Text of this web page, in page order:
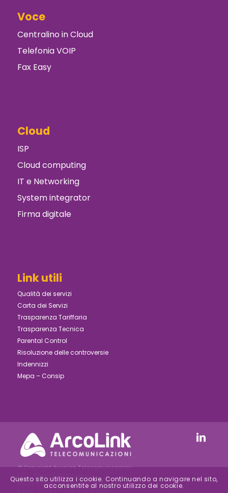
Voce
Centralino in Cloud
Telefonia VOIP
Fax Easy
Cloud
ISP
Cloud computing
IT e Networking
System integrator
Firma digitale
Link utili
Qualità dei servizi
Carta dei Servizi
Trasparenza Tariffaria
Trasparenza Tecnica
Parental Control
Risoluzione delle controversie
Indennizzi
Mepa – Consip
© Copyright ArcoLink Telecomunicazioni
S.r.l. - P.IVA 05030810484
REA FI-511747 | Reg.Imp. FI-2000-24154 –
Questo sito utilizza i cookie. Continuando a navigare nel sito,
acconsentite al nostro utilizzo dei cookie.